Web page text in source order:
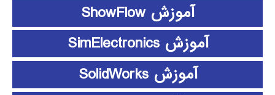
آموزش ShowFlow
آموزش SimElectronics
آموزش SolidWorks